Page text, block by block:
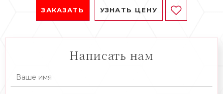
ЗАКАЗАТЬ УЗНАТЬ ЦЕНУ
Написать нам